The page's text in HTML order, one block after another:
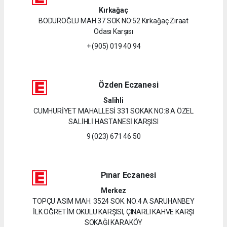
Kırkağaç
BODUROĞLU MAH.37.SOK NO:52 Kırkağaç Ziraat
Odası Karşısı
+ (905) 019 40 94
Özden Eczanesi
Salihli
CUMHURİYET MAHALLESİ 331 SOKAK NO:8 A ÖZEL
SALİHLİ HASTANESİ KARŞISI
9 (023) 671 46 50
Pınar Eczanesi
Merkez
TOPÇU ASIM MAH. 3524 SOK. NO:4 A SARUHANBEY
İLK ÖĞRETİM OKULU KARŞISI, ÇINARLI KAHVE KARŞI
SOKAĞI KARAKÖY